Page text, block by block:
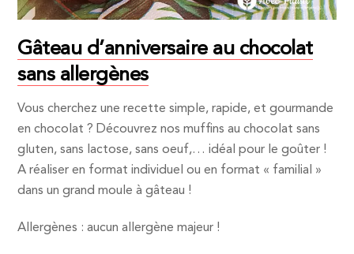
Gâteau d’anniversaire au chocolat
sans allergènes
Vous cherchez une recette simple, rapide, et gourmande
en chocolat ? Découvrez nos muffins au chocolat sans
gluten, sans lactose, sans oeuf,… idéal pour le goûter !
A réaliser en format individuel ou en format « familial »
dans un grand moule à gâteau !
Allergènes : aucun allergène majeur !